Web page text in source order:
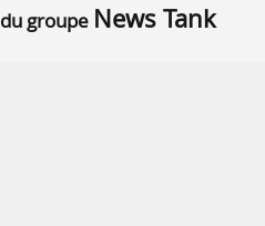
groupe News Tank